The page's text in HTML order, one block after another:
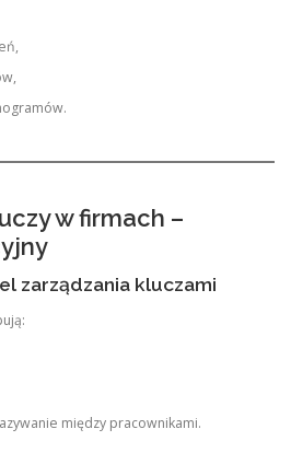
w firmach –
zarządzania kluczami
między pracownikami.